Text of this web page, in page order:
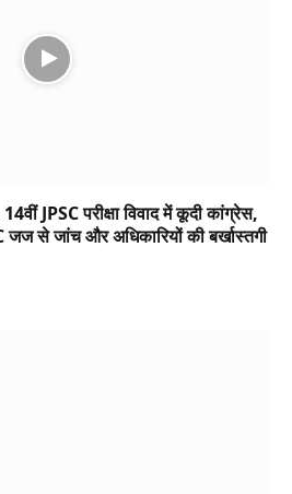
JPSC परीक्षा विवाद में कूदी कांग्रेस,
से जांच और अधिकारियों की बर्खास्तगी